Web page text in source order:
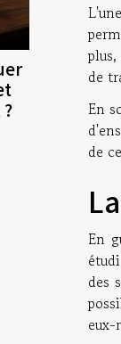
de
En
de
En
des
eux-